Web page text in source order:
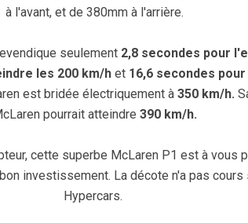
à l'avant, et de 380mm à l'arrière.
seulement 2,8 secondes pour
les 200 km/h et 16,6 secondes
est bridée électriquement à 350 km/h.
pourrait atteindre 390 km/h.
cette superbe McLaren P1 est à vous
investissement. La décote n'a pas cours
Hypercars.